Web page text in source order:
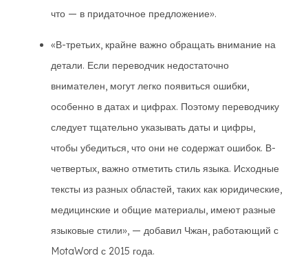
что — в придаточное предложение».
«В-третьих, крайне важно обращать внимание на
детали. Если переводчик недостаточно
внимателен, могут легко появиться ошибки,
особенно в датах и цифрах. Поэтому переводчику
следует тщательно указывать даты и цифры,
чтобы убедиться, что они не содержат ошибок. В-
четвертых, важно отметить стиль языка. Исходные
тексты из разных областей, таких как юридические,
медицинские и общие материалы, имеют разные
языковые стили», — добавил Чжан, работающий с
MotaWord с 2015 года.